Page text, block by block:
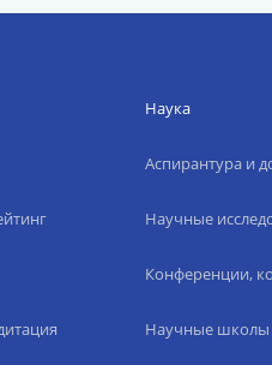
Наука
Аспирантура и
Научные
Конференции,
Научные школы